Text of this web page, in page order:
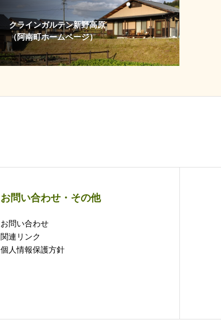
クラインガルテン新野高原
（阿南町ホームページ）
お問い合わせ・その他
お問い合わせ
関連リンク
個人情報保護方針